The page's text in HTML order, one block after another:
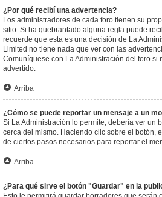
¿Por qué recibí una advertencia?
Los administradores de cada foro tienen su
sitio. Si ha quebrantado alguna regla puede
recuerde que esta es una decisión de La
Limited no tiene nada que ver con las
Comuníquese con La Administración del foro si
advertido.
Arriba
¿Cómo se puede reportar un mensaje a un
Si La Administración lo permite, debería ver un
cerca del mismo. Haciendo clic sobre el botón,
de ciertos pasos necesarios para reportar el
Arriba
¿Para qué sirve el botón "Guardar" en la